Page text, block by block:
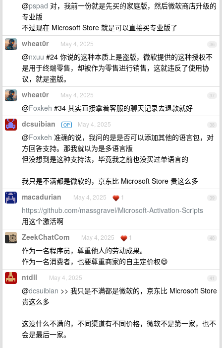
@pspad 对，我前一份就是先买的家庭版，然后微软商店升级的
专业版
不过现在 Microsoft Store 就是可以直接买专业版了
36
wheat0r May 4, 2025
@nxuu #24 你说的这种本质上是盗版，微软提供的这种授权不
是用于终端零售，却被作为零售进行销售，这就违反了使用协
议，就是盗版。
37
wheat0r May 4, 2025
@Foxkeh #34 其实直接拿着客服的聊天记录去退款就好
38
dcsuibian OP May 4, 2025
@Foxkeh 准确的说，我问的是是否可以添加其他的语言包，对
方回答支持。那我就以为是多语言版
但没想到是这种支持法，毕竟我之前也没买过单语言的
我只是不满都是微软的，京东比 Microsoft Store 贵这么多
39
macadurian May 4, 2025 1
https://github.com/massgravel/Microsoft-Activation-Scripts
用这个激活啊
40
ZeekChatCom May 4, 2025 1
作为一名程序员，尊重他人的劳动成果。
作为一名消费者，也要尊重商家的自主定价权😄
41
ntdll May 4, 2025
@dcsuibian >> 我只是不满都是微软的，京东比 Microsoft Store
贵这么多
这没什么不满的，不同渠道有不同价格，微软不是第一家，也不
会是最后一家。